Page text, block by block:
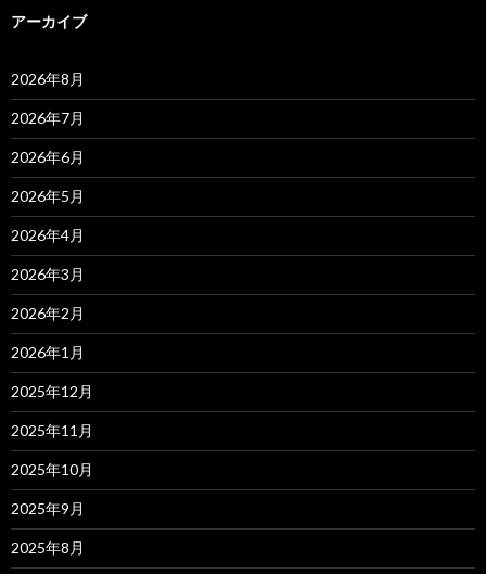
アーカイブ
2026年8月
2026年7月
2026年6月
2026年5月
2026年4月
2026年3月
2026年2月
2026年1月
2025年12月
2025年11月
2025年10月
2025年9月
2025年8月